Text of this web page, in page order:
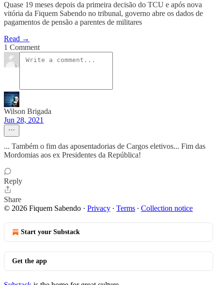
Quase 19 meses depois da primeira decisão do TCU e após nova
vitória da Fiquem Sabendo no tribunal, governo abre os dados de
pagamentos de pensão a parentes de militares
Read →
1 Comment
Wilson Brigada
Jun 28, 2021
... Também o fim das aposentadorias de Cargos eletivos... Fim das
Mordomias aos ex Presidentes da República!
Reply
Share
© 2026 Fiquem Sabendo · Privacy ∙ Terms ∙ Collection notice
Start your Substack
Get the app